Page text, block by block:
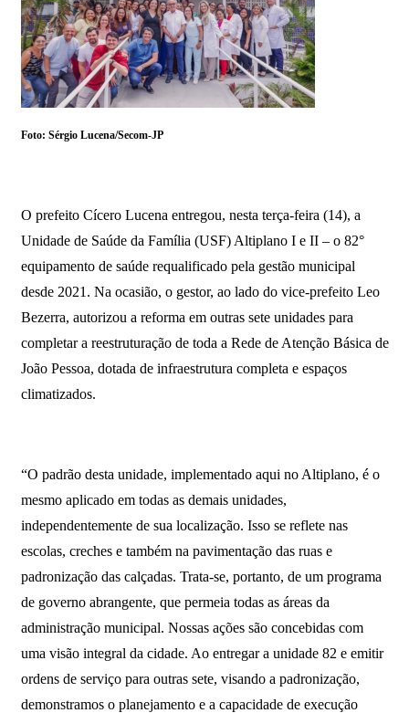
Foto: Sérgio Lucena/Secom-JP
O prefeito Cícero Lucena entregou, nesta terça-feira (14), a
Unidade de Saúde da Família (USF) Altiplano I e II – o 82°
equipamento de saúde requalificado pela gestão municipal
desde 2021. Na ocasião, o gestor, ao lado do vice-prefeito Leo
Bezerra, autorizou a reforma em outras sete unidades para
completar a reestruturação de toda a Rede de Atenção Básica de
João Pessoa, dotada de infraestrutura completa e espaços
climatizados.
“O padrão desta unidade, implementado aqui no Altiplano, é o
mesmo aplicado em todas as demais unidades,
independentemente de sua localização. Isso se reflete nas
escolas, creches e também na pavimentação das ruas e
padronização das calçadas. Trata-se, portanto, de um programa
de governo abrangente, que permeia todas as áreas da
administração municipal. Nossas ações são concebidas com
uma visão integral da cidade. Ao entregar a unidade 82 e emitir
ordens de serviço para outras sete, visando a padronização,
demonstramos o planejamento e a capacidade de execução